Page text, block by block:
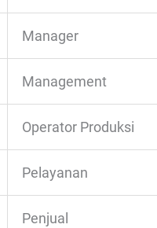
Manager
Management
Operator Produksi
Pelayanan
Penjual